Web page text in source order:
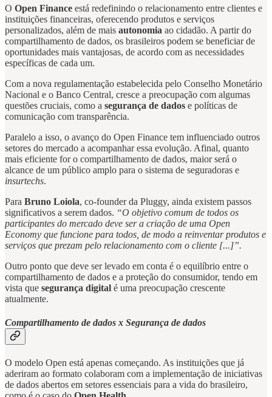
O Open Finance está redefinindo o relacionamento entre clientes e
instituições financeiras, oferecendo produtos e serviços
personalizados, além de mais autonomia ao cidadão. A partir do
compartilhamento de dados, os brasileiros podem se beneficiar de
oportunidades mais vantajosas, de acordo com as necessidades
específicas de cada um.
Com a nova regulamentação estabelecida pelo Conselho Monetário
Nacional e o Banco Central, cresce a preocupação com algumas
questões cruciais, como a segurança de dados e políticas de
comunicação com transparência.
Paralelo a isso, o avanço do Open Finance tem influenciado outros
setores do mercado a acompanhar essa evolução. Afinal, quanto
mais eficiente for o compartilhamento de dados, maior será o
alcance de um público amplo para o sistema de seguradoras e
insurtechs.
Para Bruno Loiola, co-founder da Pluggy, ainda existem passos
significativos a serem dados. “O objetivo comum de todos os
participantes do mercado deve ser a criação de uma Open
Economy que funcione para todos, de modo a reinventar produtos e
serviços que prezam pelo relacionamento com o cliente [...]”.
Outro ponto que deve ser levado em conta é o equilíbrio entre o
compartilhamento de dados e a proteção do consumidor, tendo em
vista que segurança digital é uma preocupação crescente
atualmente.
Compartilhamento de dados x Segurança de dados
O modelo Open está apenas começando. As instituições que já
aderiram ao formato colaboram com a implementação de iniciativas
de dados abertos em setores essenciais para a vida do brasileiro,